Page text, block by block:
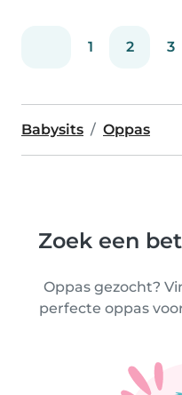
1 2 3
Babysits Oppas
Zoek een
Oppas gezocht?
perfecte oppas